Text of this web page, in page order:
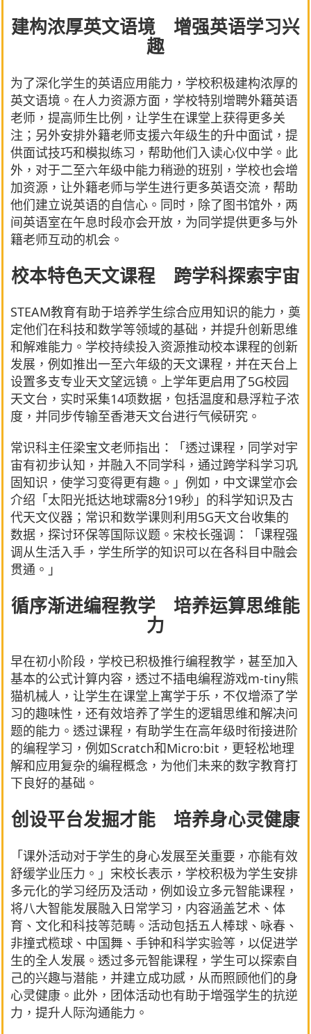
建构浓厚英文语境 增强英语学习兴
趣
为了深化学生的英语应用能力，学校积极建构浓厚的
英文语境。在人力资源方面，学校特别增聘外籍英语
老师，提高师生比例，让学生在课堂上获得更多关
注；另外安排外籍老师支援六年级生的升中面试，提
供面试技巧和模拟练习，帮助他们入读心仪中学。此
外，对于二至六年级中能力稍逊的班别，学校也会增
加资源，让外籍老师与学生进行更多英语交流，帮助
他们建立说英语的自信心。同时，除了图书馆外，两
间英语室在午息时段亦会开放，为同学提供更多与外
籍老师互动的机会。
校本特色天文课程 跨学科探索宇宙
STEAM教育有助于培养学生综合应用知识的能力，奠
定他们在科技和数学等领域的基础，并提升创新思维
和解难能力。学校持续投入资源推动校本课程的创新
发展，例如推出一至六年级的天文课程，并在天台上
设置多支专业天文望远镜。上学年更启用了5G校园
天文台，实时采集14项数据，包括温度和悬浮粒子浓
度，并同步传输至香港天文台进行气候研究。
常识科主任梁宝文老师指出：「透过课程，同学对宇
宙有初步认知，并融入不同学科，通过跨学科学习巩
固知识，使学习变得更有趣。」例如，中文课堂亦会
介绍「太阳光抵达地球需8分19秒」的科学知识及古
代天文仪器；常识和数学课则利用5G天文台收集的
数据，探讨环保等国际议题。宋校长强调：「课程强
调从生活入手，学生所学的知识可以在各科目中融会
贯通。」
循序渐进编程教学 培养运算思维能
力
早在初小阶段，学校已积极推行编程教学，甚至加入
基本的公式计算内容，透过不插电编程游戏m-tiny熊
猫机械人，让学生在课堂上寓学于乐，不仅增添了学
习的趣味性，还有效培养了学生的逻辑思维和解决问
题的能力。透过课程，有助学生在高年级时衔接进阶
的编程学习，例如Scratch和Micro:bit，更轻松地理
解和应用复杂的编程概念，为他们未来的数字教育打
下良好的基础。
创设平台发掘才能 培养身心灵健康
「课外活动对于学生的身心发展至关重要，亦能有效
舒缓学业压力。」宋校长表示，学校积极为学生安排
多元化的学习经历及活动，例如设立多元智能课程，
将八大智能发展融入日常学习，内容涵盖艺术、体
育、文化和科技等范畴。活动包括五人棒球、咏春、
非撞式榄球、中国舞、手钟和科学实验等，以促进学
生的全人发展。透过多元智能课程，学生可以探索自
己的兴趣与潜能，并建立成功感，从而照顾他们的身
心灵健康。此外，团体活动也有助于增强学生的抗逆
力，提升人际沟通能力。